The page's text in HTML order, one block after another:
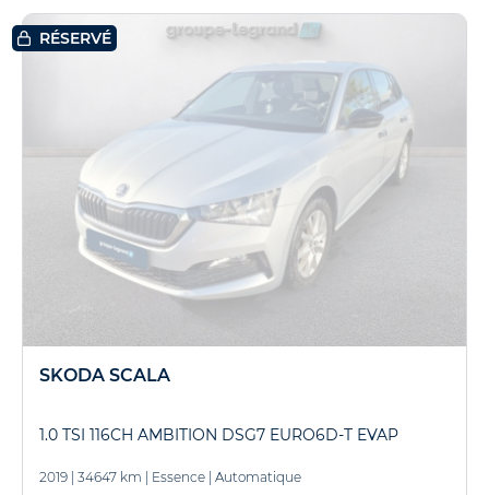
RÉSERVÉ
SKODA SCALA
1.0 TSI 116CH AMBITION DSG7 EURO6D-T EVAP
2019 34647 km Essence Automatique